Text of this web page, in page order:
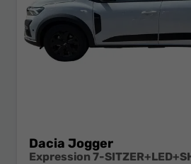
Dacia Jogger
Expression 7-